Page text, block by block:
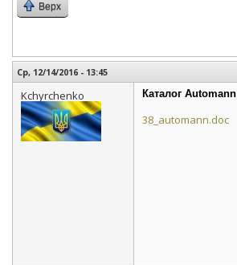
Верх
Ср, 12/14/2016 - 13:45
Kchyrchenko Каталог Automann
38_automann.doc